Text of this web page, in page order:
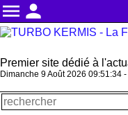
menu person
Premier site dédié à
Dimanche 9 Août 2026 09:51:34